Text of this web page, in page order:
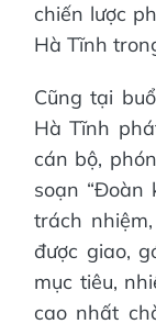
chiến lược
Hà Tĩnh
Cũng tại
Hà Tĩnh
cán bộ,
soạn “Đoàn
trách
được giao,
mục tiêu,
cao nhất